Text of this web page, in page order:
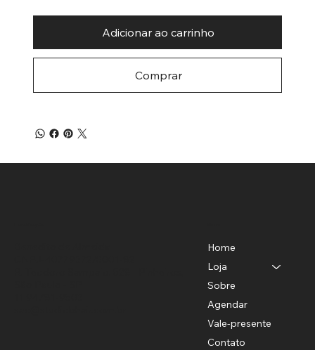
Adicionar ao carrinho
Comprar
Home
Loja
Sobre
Agendar
Vale-presente
Contato